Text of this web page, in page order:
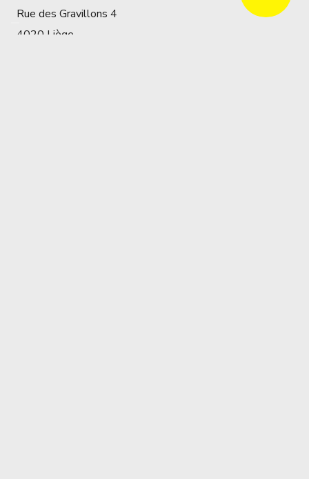
Rue des Gravillons 4
4020 Liège